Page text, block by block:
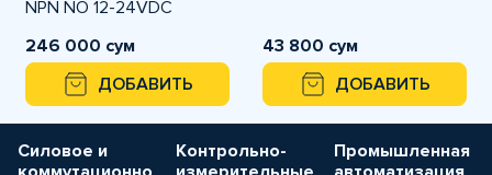
NPN NO 12-24VDC
246 000 сум
ДОБАВИТЬ
43 800 сум
ДОБАВИТЬ
Силовое и
Контрольно-
Промышленная